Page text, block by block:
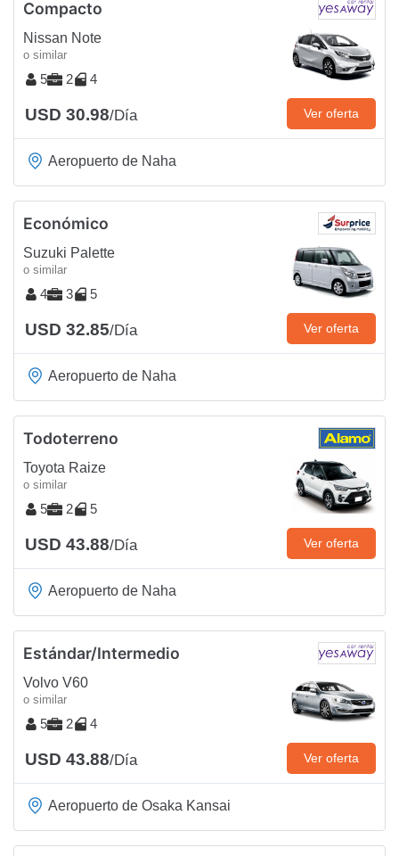
Compacto
Nissan Note
o similar
5 2 4
USD 30.98/Día Ver oferta
Aeropuerto de Naha
Económico
Suzuki Palette
o similar
4 3 5
USD 32.85/Día Ver oferta
Aeropuerto de Naha
Todoterreno
Toyota Raize
o similar
5 2 5
USD 43.88/Día Ver oferta
Aeropuerto de Naha
Estándar/Intermedio
Volvo V60
o similar
5 2 4
USD 43.88/Día Ver oferta
Aeropuerto de Osaka Kansai